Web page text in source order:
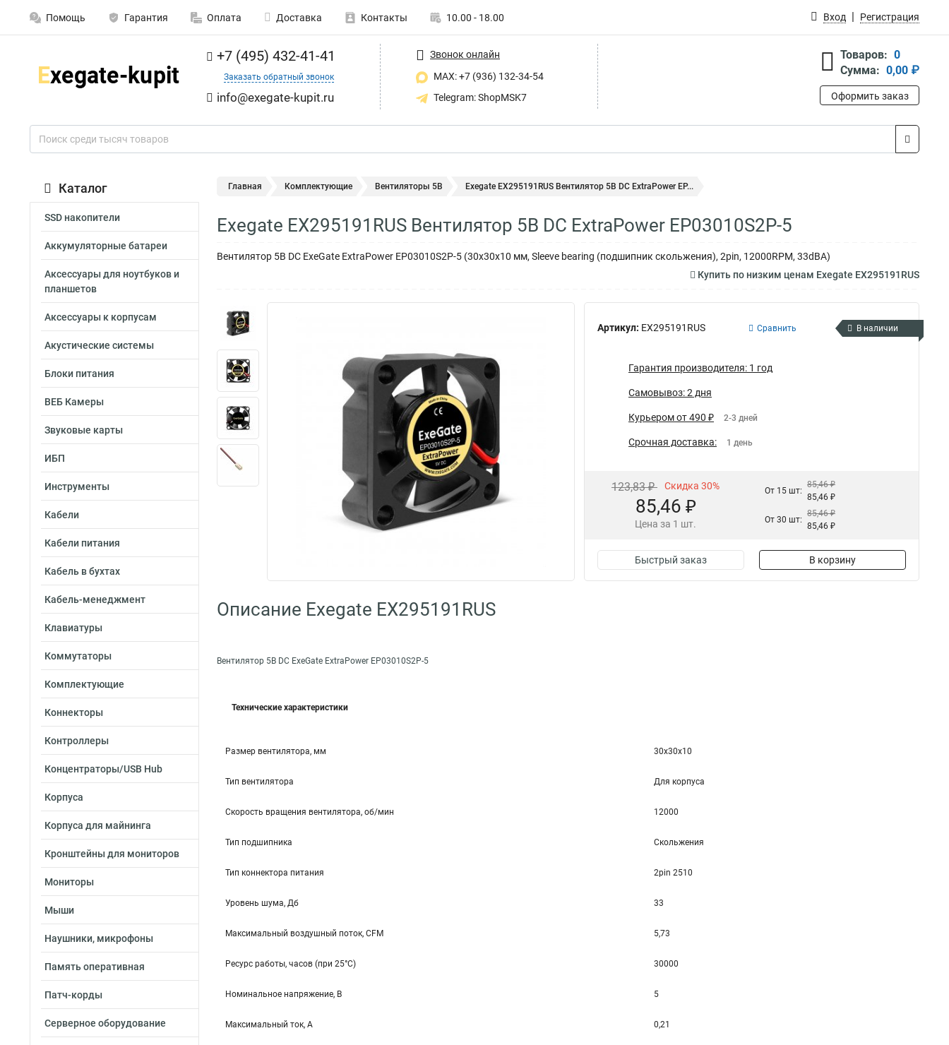
Помощь Гарантия Оплата Доставка Контакты 10.00 - 18.00 Вход Регистрация
+7 (495) 432-41-41
Заказать обратный звонок
info@exegate-kupit.ru
Звонок онлайн
MAX: +7 (936) 132-34-54
Telegram: ShopMSK7
Товаров: 0
Сумма: 0,00 ₽
Оформить заказ
Каталог
SSD накопители
Аккумуляторные батареи
Аксессуары для ноутбуков и
планшетов
Аксессуары к корпусам
Акустические системы
Блоки питания
ВЕБ Камеры
Звуковые карты
ИБП
Инструменты
Кабели
Кабели питания
Кабель в бухтах
Кабель-менеджмент
Клавиатуры
Коммутаторы
Комплектующие
Коннекторы
Контроллеры
Концентраторы/USB Hub
Корпуса
Корпуса для майнинга
Кронштейны для мониторов
Мониторы
Мыши
Наушники, микрофоны
Память оперативная
Патч-корды
Серверное оборудование
Главная Комплектующие Вентиляторы 5В Exegate EX295191RUS Вентилятор 5В DC ExtraPower EP...
Exegate EX295191RUS Вентилятор 5В DC ExtraPower EP03010S2P-5
Вентилятор 5В DC ExeGate ExtraPower EP03010S2P-5 (30x30x10 мм, Sleeve bearing (подшипник скольжения), 2pin, 12000RPM, 33dBA)
Купить по низким ценам Exegate EX295191RUS
Артикул: EX295191RUS Сравнить В наличии
Гарантия производителя: 1 год
Самовывоз: 2 дня
Курьером от 490 ₽ 2-3 дней
Срочная доставка: 1 день
123,83 ₽ Скидка 30%
85,46 ₽
Цена за 1 шт.
От 15 шт:
85,46 ₽
85,46 ₽
От 30 шт:
85,46 ₽
85,46 ₽
Быстрый заказ В корзину
Описание Exegate EX295191RUS
Вентилятор 5В DC ExeGate ExtraPower EP03010S2P-5
Технические характеристики
Размер вентилятора, мм 30x30x10
Тип вентилятора Для корпуса
Скорость вращения вентилятора, об/мин 12000
Тип подшипника Скольжения
Тип коннектора питания 2pin 2510
Уровень шума, Дб 33
Максимальный воздушный поток, CFM 5,73
Ресурс работы, часов (при 25°C) 30000
Номинальное напряжение, В 5
Максимальный ток, А 0,21